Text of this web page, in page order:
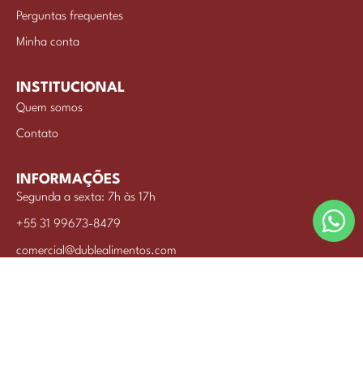
Perguntas frequentes
Minha conta
INSTITUCIONAL
Quem somos
Contato
INFORMAÇÕES
Segunda a sexta: 7h às 17h
+55 31 99673-8479
comercial@dublealimentos.com